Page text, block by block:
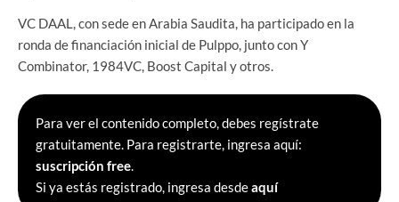
VC DAAL, con sede en Arabia Saudita, ha participado en la
ronda de financiación inicial de Pulppo, junto con Y
Combinator, 1984VC, Boost Capital y otros.
Para ver el contenido completo, debes regístrate
gratuitamente. Para registrarte, ingresa aquí:
suscripción free.
Si ya estás registrado, ingresa desdeaquí